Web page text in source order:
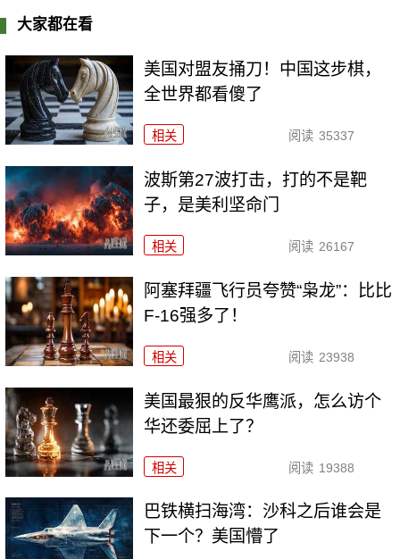
大家都在看
美国对盟友捅刀！中国这步棋，
全世界都看傻了
相关 阅读 35337
波斯第27波打击，打的不是靶
子，是美利坚命门
相关 阅读 26167
阿塞拜疆飞行员夸赞“枭龙”：比比
F-16强多了！
相关 阅读 23938
美国最狠的反华鹰派，怎么访个
华还委屈上了？
相关 阅读 19388
巴铁横扫海湾：沙科之后谁会是
下一个？美国懵了